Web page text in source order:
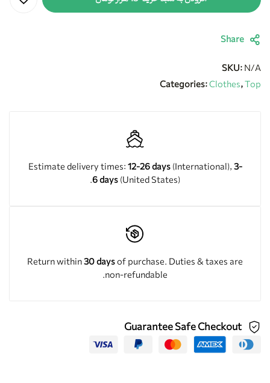
Share
SKU:N/A
Categories:Clothes,Top
Estimate delivery times:12-26 days(International),3-
6 days(United States).
Return within30 daysof purchase. Duties & taxes are
non-refundable.
Guarantee Safe Checkout